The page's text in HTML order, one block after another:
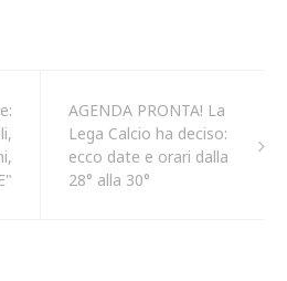
AGENDA PRONTA! La
Lega Calcio ha deciso:
ecco date e orari dalla
28° alla 30°